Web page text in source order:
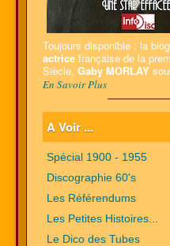
Toujours disponible : la
actrice française de la
Siècle, Gaby MORLAY
En Savoir Plus
A Voir ...
Spécial 1900 - 1955
Discographie 60's
Les Référendums
Les Petites Histoires...
Le Dico des Tubes